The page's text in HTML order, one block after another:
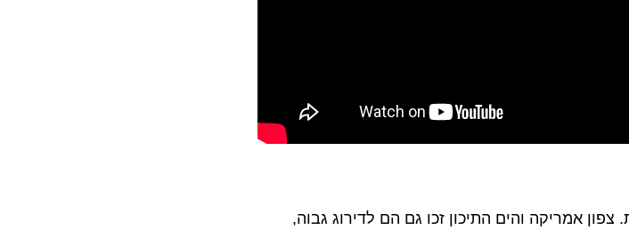
אמריקה והים התיכון זכו גם הם לדירוג גבוה,